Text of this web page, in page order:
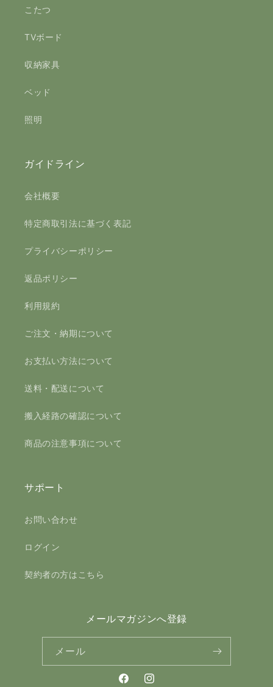
こたつ
TVボード
収納家具
ベッド
照明
ガイドライン
会社概要
特定商取引法に基づく表記
プライバシーポリシー
返品ポリシー
利用規約
ご注文・納期について
お支払い方法について
送料・配送について
搬入経路の確認について
商品の注意事項について
サポート
お問い合わせ
ログイン
契約者の方はこちら
メールマガジンへ登録
メール